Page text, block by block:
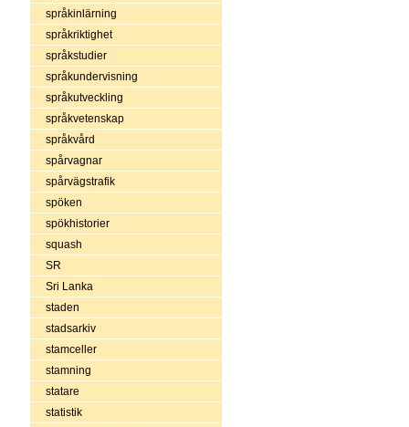
språkinlärning
språkriktighet
språkstudier
språkundervisning
språkutveckling
språkvetenskap
språkvård
spårvagnar
spårvägstrafik
spöken
spökhistorier
squash
SR
Sri Lanka
staden
stadsarkiv
stamceller
stamning
statare
statistik